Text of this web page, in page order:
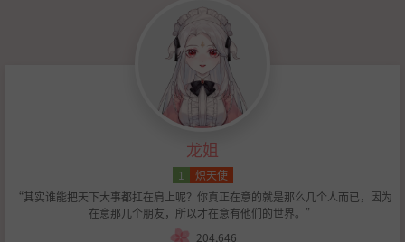
龙姐
1
炽天使
“其实谁能把天下大事都扛在肩上呢？你真正在意的就是那么几个人而已，因为
在意那几个朋友，所以才在意有他们的世界。”
204,646